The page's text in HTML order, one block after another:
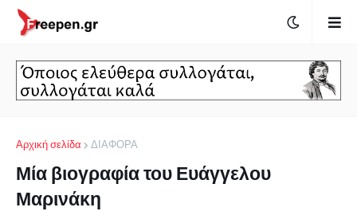
Αρχική σελίδα ΔΙΑΦΟΡΑ
Μία βιογραφία του Ευάγγελου
Μαρινάκη